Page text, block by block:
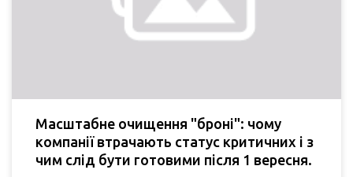
Масштабне очищення "броні": чому
компанії втрачають статус критичних і з
чим слід бути готовими після 1 вересня.